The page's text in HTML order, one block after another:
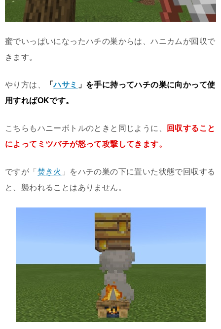
蜜でいっぱいになったハチの巣からは、ハニカムが回収で
きます。
やり方は、 「ハサミ 」を手に持ってハチの巣に向かって使
用すればOKです。
こちらもハニーボトルのときと同じように、
回収すること
によってミツバチが怒って攻撃してきます。
ですが「 焚き火 」をハチの巣の下に置いた状態で回収する
と、襲われることはありません。